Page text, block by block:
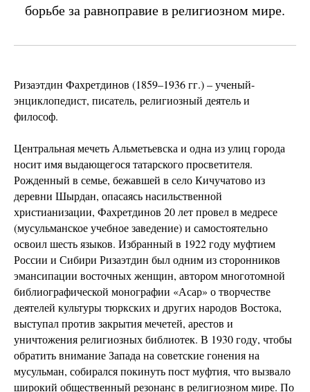
борьбе за равноправие в религиозном мире.
Ризаэтдин Фахретдинов (1859–1936 гг.) – ученый-
энциклопедист, писатель, религиозный деятель и
философ.
Центральная мечеть Альметьевска и одна из улиц города
носит имя выдающегося татарского просветителя.
Рожденный в семье, бежавшей в село Кичучатово из
деревни Шырдан, опасаясь насильственной
христианизации, Фахретдинов 20 лет провел в медресе
(мусульманское учебное заведение) и самостоятельно
освоил шесть языков. Избранный в 1922 году муфтием
России и Сибири Ризаэтдин был одним из сторонников
эмансипации восточных женщин, автором многотомной
библиографической монографии «Асар» о творчестве
деятелей культуры тюркских и других народов Востока,
выступал против закрытия мечетей, арестов и
уничтожения религиозных библиотек. В 1930 году, чтобы
обратить внимание Запада на советские гонения на
мусульман, собирался покинуть пост муфтия, что вызвало
широкий общественный резонанс в религиозном мире. По